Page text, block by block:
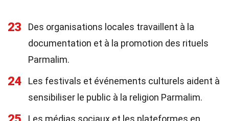
23
Des organisations locales travaillent à la
documentation et à la promotion des rituels
Parmalim.
24
Les festivals et événements culturels aident à
sensibiliser le public à la religion Parmalim.
Les médias sociaux et les plateformes en